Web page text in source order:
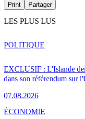
Print Partager
LES PLUS LUS
EXCLUSIF : L'Islande
dans son référendum sur
07.08.2026
POLITIQUE
ÉCONOMIE